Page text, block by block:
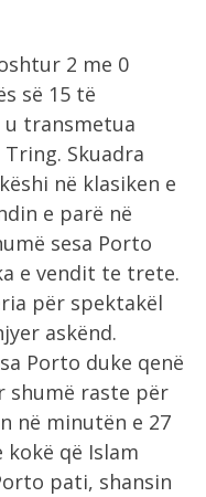
2 me 0
së 15 të
transmetua
Skuadra
në klasiken e
e parë në
sesa Porto
e vendit te trete.
për spektakël
askënd.
Porto duke qenë
shumë raste për
në minutën e 27
që Islam
pati, shansin